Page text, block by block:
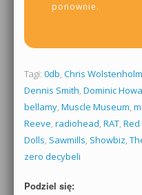
ponownie.
Tagi: 0db, Chris
Dennis Smith, Dominic
bellamy, Muscle Museum,
Reeve, radiohead, RAT,
Dolls, Sawmills, Showbiz,
zero decybeli
Podziel się: